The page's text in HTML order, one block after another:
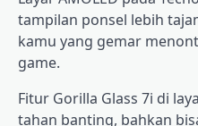
tampilan ponsel lebih
kamu yang gemar
game.
Fitur Gorilla Glass 7i di
tahan banting, bahkan